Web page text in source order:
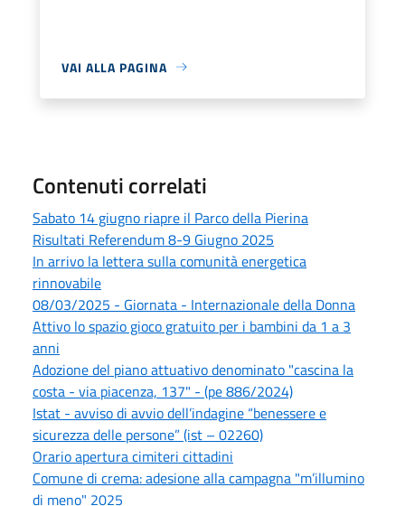
VAI ALLA PAGINA
Contenuti correlati
Sabato 14 giugno riapre il Parco della Pierina
Risultati Referendum 8-9 Giugno 2025
In arrivo la lettera sulla comunità energetica
rinnovabile
08/03/2025 - Giornata - Internazionale della Donna
Attivo lo spazio gioco gratuito per i bambini da 1 a 3
anni
Adozione del piano attuativo denominato "cascina la
costa - via piacenza, 137" - (pe 886/2024)
Istat - avviso di avvio dell’indagine “benessere e
sicurezza delle persone” (ist – 02260)
Orario apertura cimiteri cittadini
Comune di crema: adesione alla campagna "m’illumino
di meno" 2025